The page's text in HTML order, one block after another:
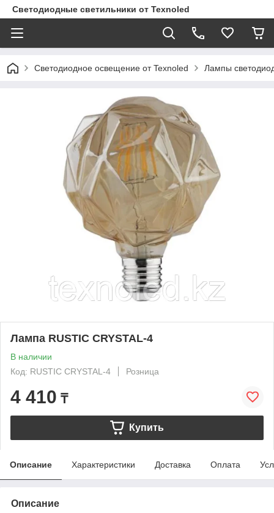
Светодиодные светильники от Texnoled
Светодиодное освещение от Texnoled Лампы
Лампа RUSTIC CRYSTAL-4
В наличии
Код: RUSTIC CRYSTAL-4
Розница
4 410 ₸
Купить
Описание Характеристики Доставка Оплата
Описание